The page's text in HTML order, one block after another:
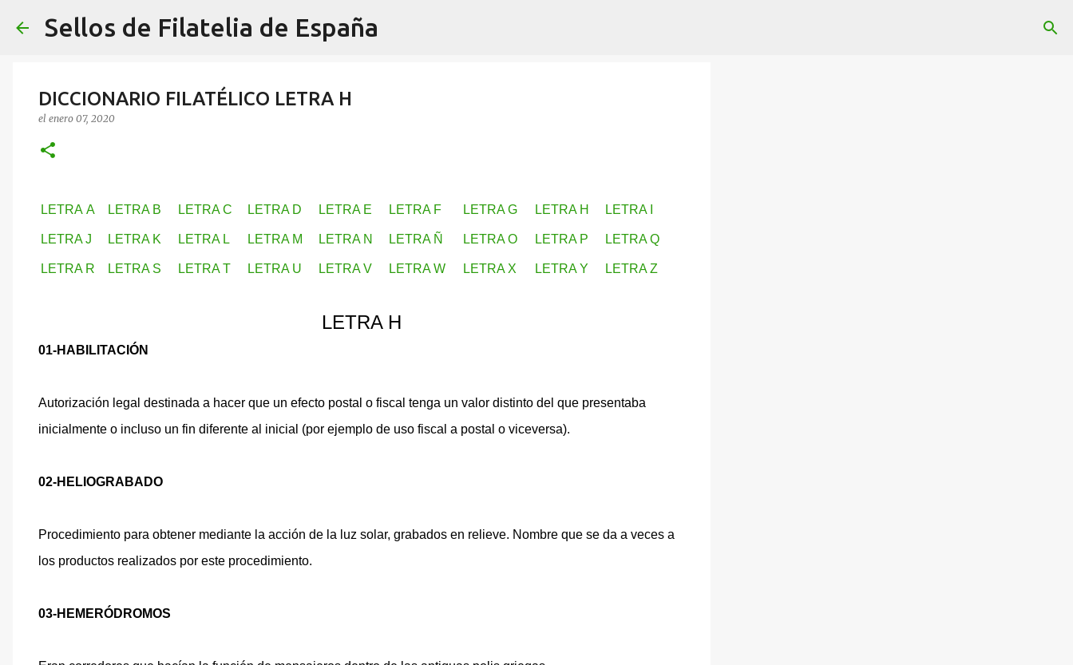
Sellos de Filatelia de España
DICCIONARIO FILATÉLICO LETRA H
el enero 07, 2020
LETRA A LETRA B LETRA C LETRA D LETRA E LETRA F LETRA G LETRA H LETRA I
LETRA J LETRA K LETRA L LETRA M LETRA N LETRA Ñ LETRA O LETRA P LETRA Q
LETRA R LETRA S LETRA T LETRA U LETRA V LETRA W LETRA X LETRA Y LETRA Z
LETRA H
01-HABILITACIÓN
Autorización legal destinada a hacer que un efecto postal o fiscal tenga un valor distinto del que presentaba
inicialmente o incluso un fin diferente al inicial (por ejemplo de uso fiscal a postal o viceversa).
02-HELIOGRABADO
Procedimiento para obtener mediante la acción de la luz solar, grabados en relieve. Nombre que se da a veces a
los productos realizados por este procedimiento.
03-HEMERÓDROMOS